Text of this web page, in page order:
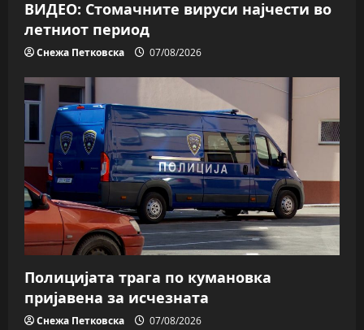
ВИДЕО: Стомачните вируси најчести во
летниот период
Снежа Петковска 07/08/2026
Полицијата трага пo кумановка
пријавена за исчезната
Снежа Петковска 07/08/2026